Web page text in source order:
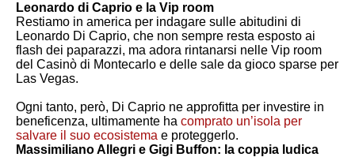
Leonardo di Caprio e la Vip room
Restiamo in america per indagare sulle abitudini di
Leonardo Di Caprio, che non sempre resta esposto ai
flash dei paparazzi, ma adora rintanarsi nelle Vip room
del Casinò di Montecarlo e delle sale da gioco sparse per
Las Vegas.
Ogni tanto, però, Di Caprio ne approfitta per investire in
beneficenza, ultimamente ha comprato un’isola per
salvare il suo ecosistema e proteggerlo.
Massimiliano Allegri e Gigi Buffon: la coppia ludica